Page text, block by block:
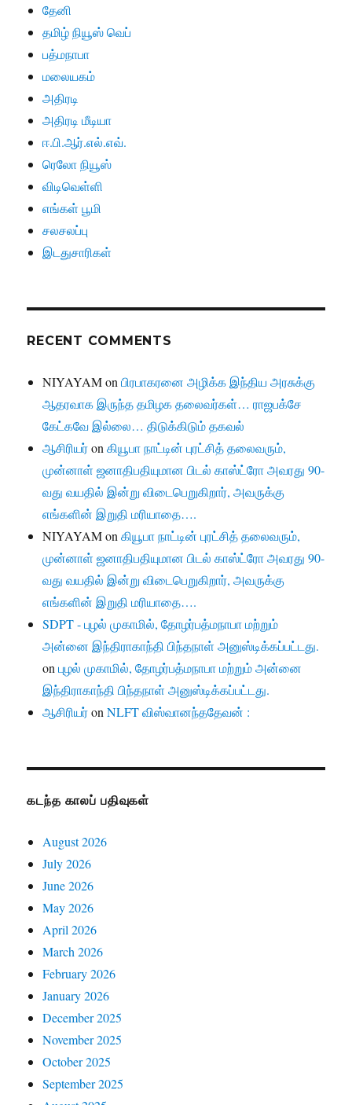
தேனி
தமிழ் நியூஸ் வெப்
பத்மநாபா
மலையகம்
அதிரடி
அதிரடி மீடியா
ஈ.பி.ஆர்.எல்.எவ்.
ரெலோ நியூஸ்
விடிவெள்ளி
எங்கள் பூமி
சலசலப்பு
இடதுசாரிகள்
RECENT COMMENTS
NIYAYAMonபிரபாகரனை அழிக்க இந்திய அரசுக்கு
ஆதரவாக இருந்த தமிழக தலைவர்கள்… ராஜபக்சே
கேட்கவே இல்லை… திடுக்கிடும் தகவல்
ஆசிரியர்onகியூபா நாட்டின் புரட்சித் தலைவரும்,
முன்னாள் ஜனாதிபதியுமான பிடல் காஸ்ட்ரோ அவரது 90-
வது வயதில் இன்று விடைபெறுகிறார், அவருக்கு
எங்களின் இறுதி மரியாதை….
NIYAYAMonகியூபா நாட்டின் புரட்சித் தலைவரும்,
முன்னாள் ஜனாதிபதியுமான பிடல் காஸ்ட்ரோ அவரது 90-
வது வயதில் இன்று விடைபெறுகிறார், அவருக்கு
எங்களின் இறுதி மரியாதை….
SDPT - புழல் முகாமில், தோழர்பத்மநாபா மற்றும்
அன்னை இந்திராகாந்தி பிந்தநாள் அனுஸ்டிக்கப்பட்டது.
onபுழல் முகாமில், தோழர்பத்மநாபா மற்றும் அன்னை
இந்திராகாந்தி பிந்தநாள் அனுஸ்டிக்கப்பட்டது.
ஆசிரியர்onNLFT விஸ்வானந்ததேவன் :
கடந்த காலப் பதிவுகள்
August 2026
July 2026
June 2026
May 2026
April 2026
March 2026
February 2026
January 2026
December 2025
November 2025
October 2025
September 2025